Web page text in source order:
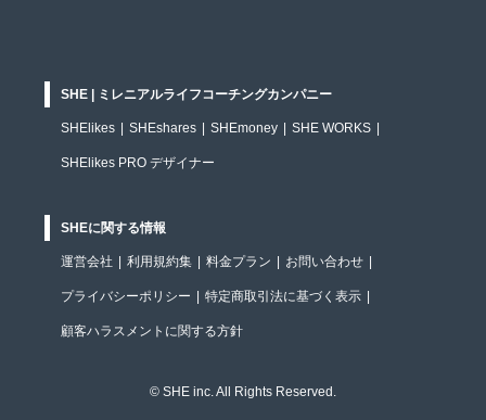
SHE | ミレニアルライフコーチングカンパニー
SHElikes | SHEshares | SHEmoney | SHE WORKS |
SHElikes PRO デザイナー
SHEに関する情報
運営会社 | 利用規約集 | 料金プラン | お問い合わせ |
プライバシーポリシー | 特定商取引法に基づく表示 |
顧客ハラスメントに関する方針
© SHE inc. All Rights Reserved.